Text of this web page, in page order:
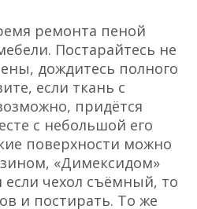
ремонта пеной
Постарайтесь не
дождитесь полного
если ткань с
придётся
с небольшой его
поверхности можно
«Димексидом»
чехол съёмный, то
и постирать. То же